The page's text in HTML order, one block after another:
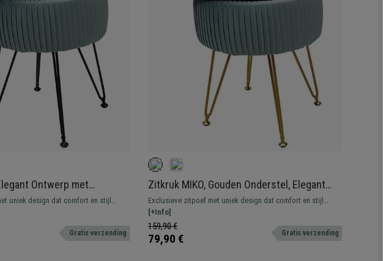
Ontwerp met
Fluweel
uniek design dat comfort en stijl
uw kantoorruimte compleet te maken.
Gratis verzending
Zitkruk MIKO, Gouden Onderstel, Elegant
Ontwerp met opbergruimte, Groen Fluweel
Exclusieve zitpoef met uniek design dat comfort en stijl
combineert. Ideaal om uw kantoorruimte compleet te maken.
[+Info]
159,90 €
79,90 € Gratis verzending